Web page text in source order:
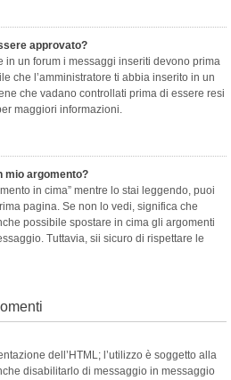
approvato?
in un forum i messaggi inseriti devono prima
che l’amministratore ti abbia inserito in un
che vadano controllati prima di essere resi
maggiori informazioni.
mio argomento?
in cima” mentre lo stai leggendo, puoi
pagina. Se non lo vedi, significa che
possibile spostare in cima gli argomenti
Tuttavia, sii sicuro di rispettare le
dell’HTML; l’utilizzo è soggetto alla
disabilitarlo di messaggio in messaggio